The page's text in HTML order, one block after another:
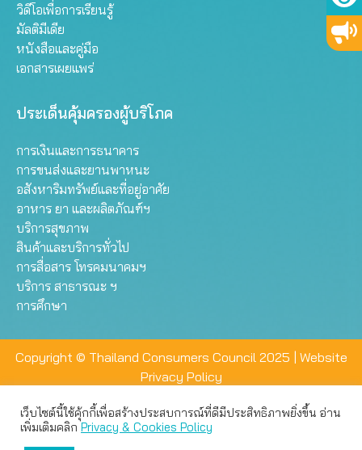
วิดีโอเพื่อการเรียนรู้
มัลติมีเดีย
หนังสือและคู่มือ
เอกสารเผยแพร่
ประเด็นคุ้มครองผู้บริโภค
การเงินและการธนาคาร
การขนส่งและยานพาหนะ
อสังหาริมทรัพย์และที่อยู่อาศัย
อาหาร ยา และผลิตภัณฑ์ฯ
บริการสุขภาพ
สินค้าและบริการทั่วไป
การสื่อสาร โทรคมนาคมฯ
บริการ สาธารณะ ฯ
การศึกษา
Copyright © Thailand Consumers Council 2025 | Website
Privacy Policy
เว็บไซต์นี้ใช้คุ้กกี้เพื่อสร้างประสบการณ์ที่ดีมีประสิทธิภาพยิ่งขึ้น อ่าน
เพิ่มเติมคลิกPrivacy & Cookies Policy
เว็บไซต์นี้ใช้คุกกี้เพื่อมอบประสบการณ์การใช้งานที่ดีให้แก่ท่าน คุณ
สามารถเลือกตั้งค่าความเป็นส่วนตัวได้